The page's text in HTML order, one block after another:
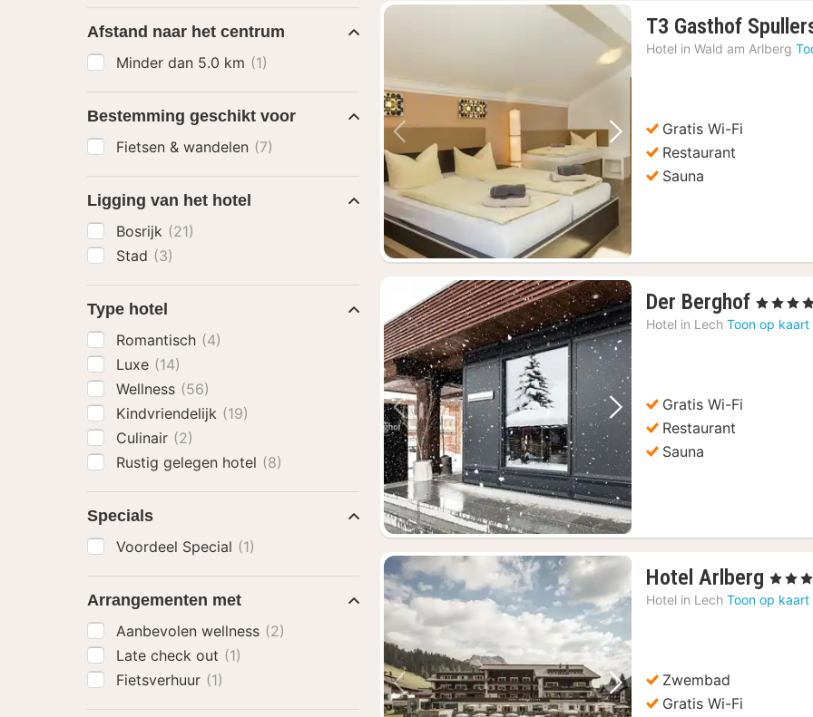
Vorige foto Volgende foto
T3 Gasthof
Hotel in Wald am Arlberg
Gratis Wi-Fi
Restaurant
Sauna
Vorige foto Volgende foto
Der Berghof 1
nacht
, 4 Sterren
Hotel in Lech Toon op kaart
Gratis Wi-Fi
Restaurant
Sauna
Vorige foto Volgende foto
Hotel Arlberg 1
nacht
, 4
Hotel in Lech Toon op kaart
Zwembad
Gratis Wi-Fi
Afstand naar het centrum
Minder dan 5.0 km (1)
Bestemming geschikt voor
Fietsen & wandelen (7)
Ligging van het hotel
Bosrijk (21)
Stad (3)
Type hotel
Romantisch (4)
Luxe (14)
Wellness (56)
Kindvriendelijk (19)
Culinair (2)
Rustig gelegen hotel (8)
Specials
Voordeel Special (1)
Arrangementen met
Aanbevolen wellness (2)
Late check out (1)
Fietsverhuur (1)